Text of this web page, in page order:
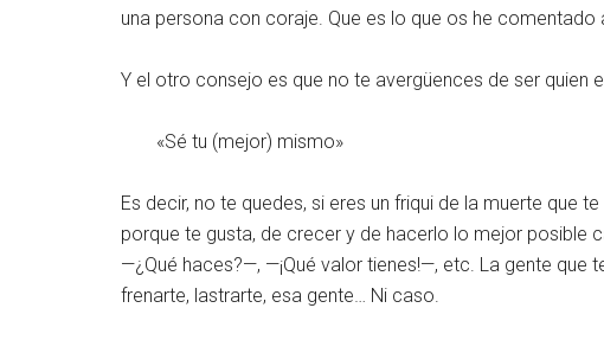
una persona con coraje. Que es lo que os he
Y el otro consejo es que no te avergüences de ser quien
«Sé tu (mejor) mismo»
Es decir, no te quedes, si eres un friqui de la muerte que
porque te gusta, de crecer y de hacerlo lo mejor posible
—¿Qué haces?—, —¡Qué valor tienes!—, etc. La gente
frenarte, lastrarte, esa gente… Ni caso.